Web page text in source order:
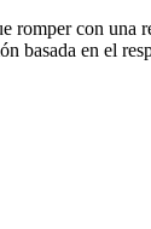
romper con una
basada en el